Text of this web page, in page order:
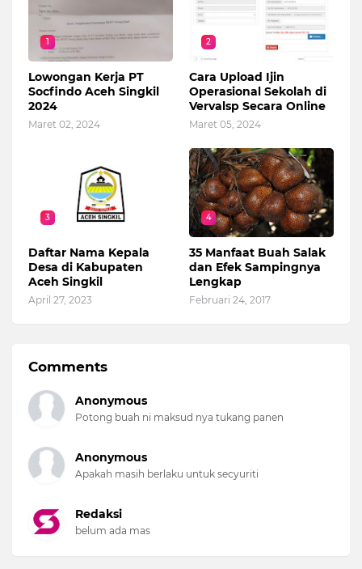
1
Lowongan Kerja PT
Socfindo Aceh Singkil
2024
Maret 02, 2024
2
Cara Upload Ijin
Operasional Sekolah di
Vervalsp Secara Online
Maret 05, 2024
3
Daftar Nama Kepala
Desa di Kabupaten
Aceh Singkil
April 27, 2023
4
35 Manfaat Buah Salak
dan Efek Sampingnya
Lengkap
Februari 24, 2017
Comments
Anonymous
Potong buah ni maksud nya tukang panen
Anonymous
Apakah masih berlaku untuk secyuriti
Redaksi
belum ada mas